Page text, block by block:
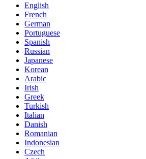
English
French
German
Portuguese
Spanish
Russian
Japanese
Korean
Arabic
Irish
Greek
Turkish
Italian
Danish
Romanian
Indonesian
Czech